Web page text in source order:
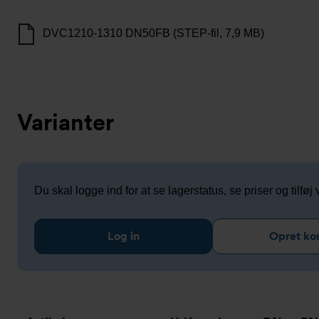
DVC1210-1310 DN50FB (STEP-fil, 7,9 MB)
Varianter
Du skal logge ind for at se lagerstatus, se priser og tilføj
Log in Opret